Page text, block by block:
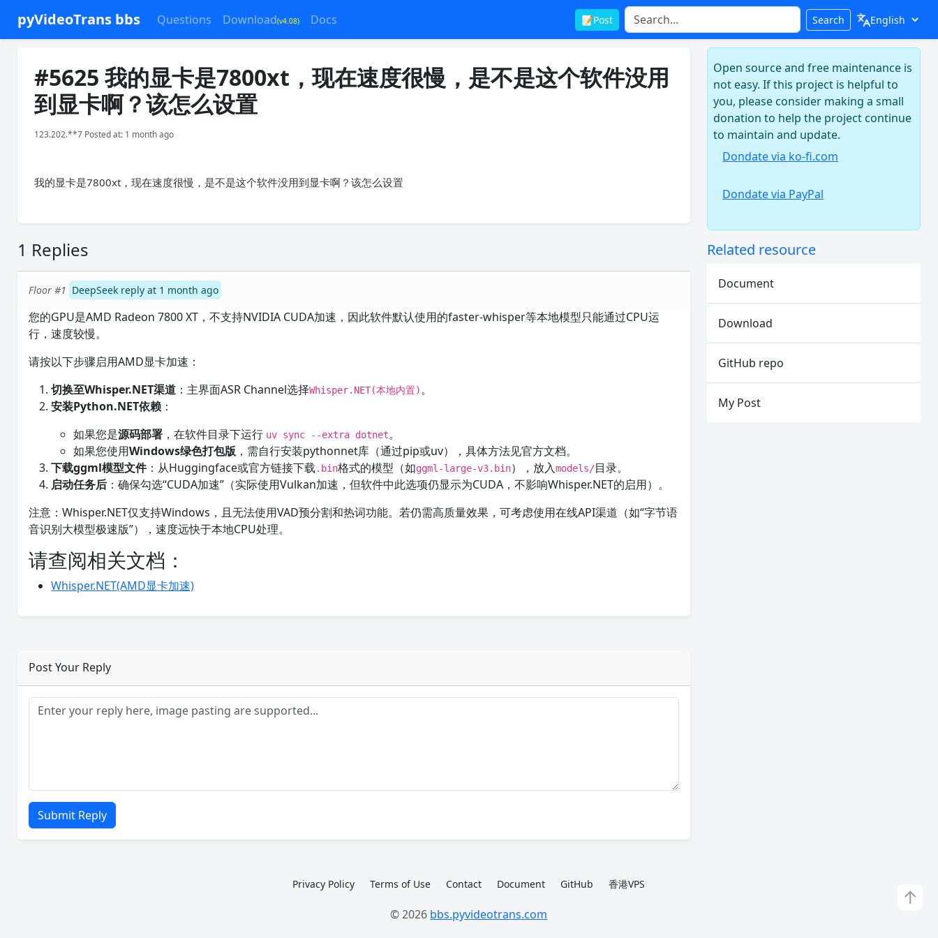
pyVideoTrans bbs Questions Download(v4.08) Docs 📝Post Search
#5625 我的显卡是7800xt，现在速度很慢，是不是这个软件没用
到显卡啊？该怎么设置
123.202.**7 Posted at: 1 month ago
我的显卡是7800xt，现在速度很慢，是不是这个软件没用到显卡啊？该怎么设置
1 Replies
Floor #1 DeepSeek reply at 1 month ago
您的GPU是AMD Radeon 7800 XT，不支持NVIDIA CUDA加速，因此软件默认使用的faster-whisper等本地模型只能通过CPU运
行，速度较慢。
请按以下步骤启用AMD显卡加速：
切换至Whisper.NET渠道 ：主界面ASR Channel选择Whisper.NET(本地内置)。
安装Python.NET依赖 ：
如果您是源码部署 ，在软件目录下运行 uv sync --extra dotnet。
如果您使用Windows绿色打包版 ，需自行安装pythonnet库（通过pip或uv），具体方法见官方文档。
下载ggml模型文件：从Huggingface或官方链接下载 .bin格式的模型（如ggml-large-v3.bin），放入models/目录。
启动任务后 ：确保勾选“CUDA加速”（实际使用Vulkan加速，但软件中此选项仍显示为CUDA，不影响Whisper.NET的启用）。
注意：Whisper.NET仅支持Windows，且无法使用VAD预分割和热词功能。若仍需高质量效果，可考虑使用在线API渠道（如“字节语
音识别大模型极速版”），速度远快于本地CPU处理。
请查阅相关文档：
Whisper.NET(AMD显卡加速)
Post Your Reply
Submit Reply
Open source and free maintenance is
not easy. If this project is helpful to
you, please consider making a small
donation to help the project continue
to maintain and update.
Dondate via ko-fi.com
Dondate via PayPal
Related resource
Document
Download
GitHub repo
My Post
↑
Privacy Policy Terms of Use Contact Document GitHub 香港VPS
© 2026 bbs.pyvideotrans.com